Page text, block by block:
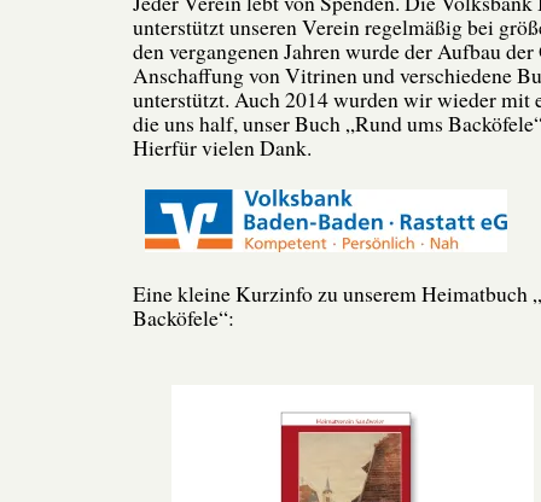
unterstützt unseren Verein regelmäßig bei
den vergangenen Jahren wurde der Aufbau
Anschaffung von Vitrinen und verschiedene
unterstützt. Auch 2014 wurden wir wieder mit
die uns half, unser Buch „Rund ums
Hierfür vielen Dank.
Eine kleine Kurzinfo zu unserem Heimatbuch
Backöfele“: